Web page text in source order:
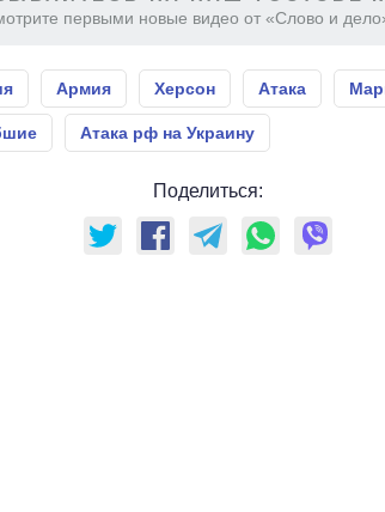
первыми новые видео от «Слово и
Армия Херсон Атака
Атака рф на Украину
Поделиться: